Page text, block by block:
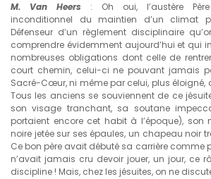
M. Van Heers : Oh oui, l’austère
inconditionnel du maintien d’un climat
Défenseur d’un règlement disciplinaire
comprendre évidemment aujourd’hui et qui
nombreuses obligations dont celle de
court chemin, celui-ci ne pouvant jamais
Sacré-Cœur, ni même par celui, plus éloigné,
Tous les anciens se souviennent de ce
son visage tranchant, sa soutane
portaient encore cet habit à l’époque),
noire jetée sur ses épaules, un chapeau noir
Ce bon père avait débuté sa carrière comme
n’avait jamais cru devoir jouer, un jour, ce
discipline ! Mais, chez les jésuites, on ne